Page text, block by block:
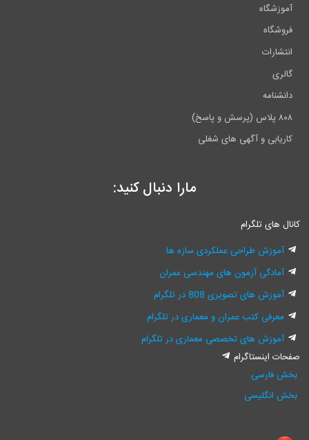
آموزشگاه
فروشگاه
انتشارات
گالری
دانشنامه
۸۰۸ پلاس (پرسش و پاسخ)
کاریابی و آگهی های شغلی
مارا دنبال کنید:
کانال های تلگرام
آموزش طراحی عملکردی سازه ها
آمادگی آزمون های مهندسی عمران
آموزش های تصویری 808 در تلگرام
معرفی کتب عمران و معماری در تلگرام
آموزش های تخصصی معماری در تلگرام
صفحات اینستاگرام
بخش فارسی
بخش انگلیسی